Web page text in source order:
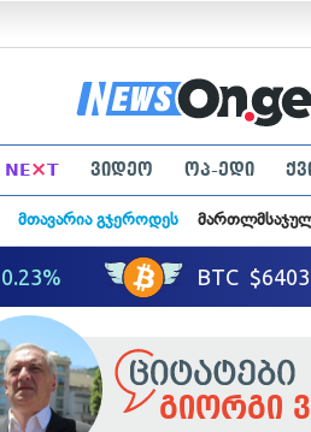
NE×T ვიდეო ოპ-ედი
მთავარია გჯეროდეს
გიორგი